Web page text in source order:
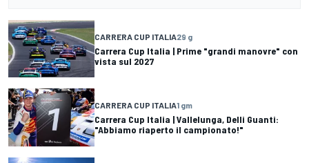
CARRERA CUP ITALIA29 g
Carrera Cup Italia | Prime "grandi manovre" con
vista sul 2027
CARRERA CUP ITALIA1 gm
Carrera Cup Italia | Vallelunga, Delli Guanti:
"Abbiamo riaperto il campionato!"